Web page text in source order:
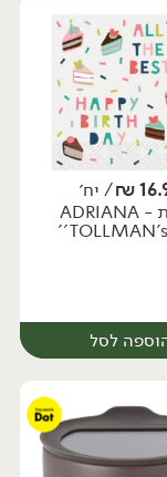
₪/ יח׳
מפיות ADRIANA -
לסל